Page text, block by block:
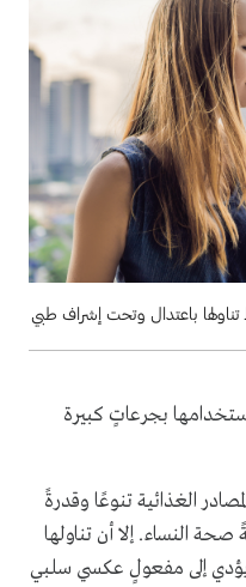
باعتدال وتحت إشراف طبي
بجرعاتٍ كبيرة
الغذائية تنوعًا وقدرةً
النساء. إلا أن تناولها
إلى مفعولٍ عكسي سلبي